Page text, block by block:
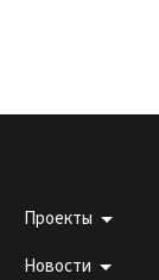
Проекты
Новости